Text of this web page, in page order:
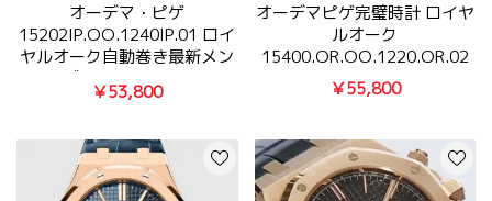
オーデマ・ピゲ
15202IP.OO.1240IP.01 ロイ
ヤルオーク自動巻き最新メン
ズN品時計［BF］
￥53,800
オーデマピゲ完璧時計 ロイヤ
ルオーク
15400.OR.OO.1220.OR.02
￥55,800